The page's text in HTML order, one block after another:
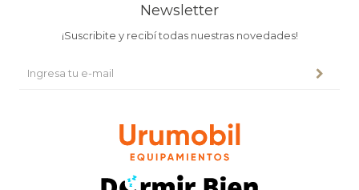
Newsletter
¡Suscribite y recibí todas nuestras novedades!